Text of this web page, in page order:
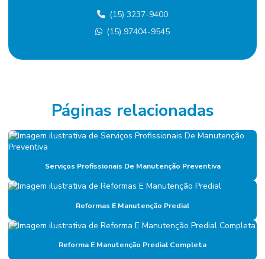
Custo terceirização mão de obra
Empresa De Manutenção Predial
Empresa De Serviços De Manutenção
Empresa especializada em mão de obra terceirizada
Empresa de facilities
Empresa de facilities industrial
(15) 3237-9400
(15) 97404-9545
Páginas relacionadas
Serviços Profissionais De Manutenção Preventiva
Reformas E Manutenção Predial
Reforma E Manutenção Predial Completa